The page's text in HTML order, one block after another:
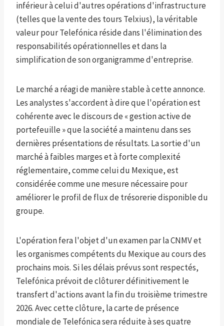
inférieur à celui d'autres opérations d'infrastructure
(telles que la vente des tours Telxius), la véritable
valeur pour Telefónica réside dans l'élimination des
responsabilités opérationnelles et dans la
simplification de son organigramme d'entreprise.
Le marché a réagi de manière stable à cette annonce.
Les analystes s'accordent à dire que l'opération est
cohérente avec le discours de « gestion active de
portefeuille » que la société a maintenu dans ses
dernières présentations de résultats. La sortie d'un
marché à faibles marges et à forte complexité
réglementaire, comme celui du Mexique, est
considérée comme une mesure nécessaire pour
améliorer le profil de flux de trésorerie disponible du
groupe.
L'opération fera l'objet d'un examen par la CNMV et
les organismes compétents du Mexique au cours des
prochains mois. Si les délais prévus sont respectés,
Telefónica prévoit de clôturer définitivement le
transfert d'actions avant la fin du troisième trimestre
2026. Avec cette clôture, la carte de présence
mondiale de Telefónica sera réduite à ses quatre